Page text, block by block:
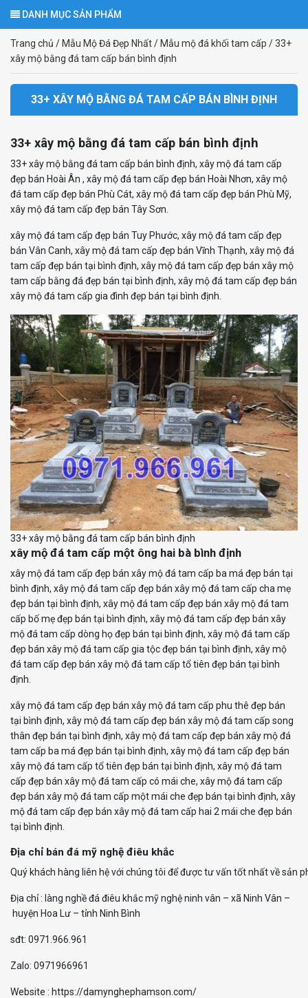
DANH MỤC SẢN PHẨM
Trang chủ / Mẫu Mộ Đá Đẹp Nhất/ Mẫu mộ đá khối tam cấp /33+
xây mộ bằng đá tam cấp bán bình định
33+ XÂY MỘ BẰNG ĐÁ TAM CẤP BÁN BÌNH ĐỊNH
33+ xây mộ bằng đá tam cấp bán bình định
33+ xây mộ bằng đá tam cấp bán bình định, xây mộ đá tam cấp
đẹp bán Hoài Ân , xây mộ đá tam cấp đẹp bán Hoài Nhơn, xây mộ
đá tam cấp đẹp bán Phù Cát, xây mộ đá tam cấp đẹp bán Phù Mỹ,
xây mộ đá tam cấp đẹp bán Tây Sơn.
xây mộ đá tam cấp đẹp bán Tuy Phước, xây mộ đá tam cấp đẹp
bán Vân Canh, xây mộ đá tam cấp đẹp bán Vĩnh Thạnh, xây mộ đá
tam cấp đẹp bán tại bình định, xây mộ đá tam cấp đẹp bán xây mộ
tam cấp bằng đá đẹp bán tại bình định, xây mộ đá tam cấp đẹp bán
xây mộ đá tam cấp gia đình đẹp bán tại bình định.
33+ xây mộ bằng đá tam cấp bán bình định
xây mộ đá tam cấp một ông hai bà bình định
xây mộ đá tam cấp đẹp bán xây mộ đá tam cấp ba má đẹp bán tại
bình định, xây mộ đá tam cấp đẹp bán xây mộ đá tam cấp cha mẹ
đẹp bán tại bình định, xây mộ đá tam cấp đẹp bán xây mộ đá tam
cấp bố mẹ đẹp bán tại bình định, xây mộ đá tam cấp đẹp bán xây
mộ đá tam cấp dòng họ đẹp bán tại bình định, xây mộ đá tam cấp
đẹp bán xây mộ đá tam cấp gia tộc đẹp bán tại bình định, xây mộ
đá tam cấp đẹp bán xây mộ đá tam cấp tổ tiên đẹp bán tại bình
định.
xây mộ đá tam cấp đẹp bán xây mộ đá tam cấp phu thê đẹp bán
tại bình định, xây mộ đá tam cấp đẹp bán xây mộ đá tam cấp song
thân đẹp bán tại bình định, xây mộ đá tam cấp đẹp bán xây mộ đá
tam cấp ba má đẹp bán tại bình định, xây mộ đá tam cấp đẹp bán
xây mộ đá tam cấp tổ tiên đẹp bán tại bình định, xây mộ đá tam
cấp đẹp bán xây mộ đá tam cấp có mái che, xây mộ đá tam cấp
đẹp bán xây mộ đá tam cấp một mái che đẹp bán tại bình định, xây
mộ đá tam cấp đẹp bán xây mộ đá tam cấp hai 2 mái che đẹp bán
tại bình định.
Địa chỉ bán đá mỹ nghệ điêu khắc
Quýkhách hàng liên hệvới chúng tôi đểđượctưvấn tốtnhấtvềsản p
Địa chỉ: làng nghềđá điêu khắcmỹnghệninh vân – xã Ninh Vân –
huyện Hoa Lư – tỉnh Ninh Bình
sđt: 0971.966.961
Zalo: 0971966961
Website : https://damynghephamson.com/